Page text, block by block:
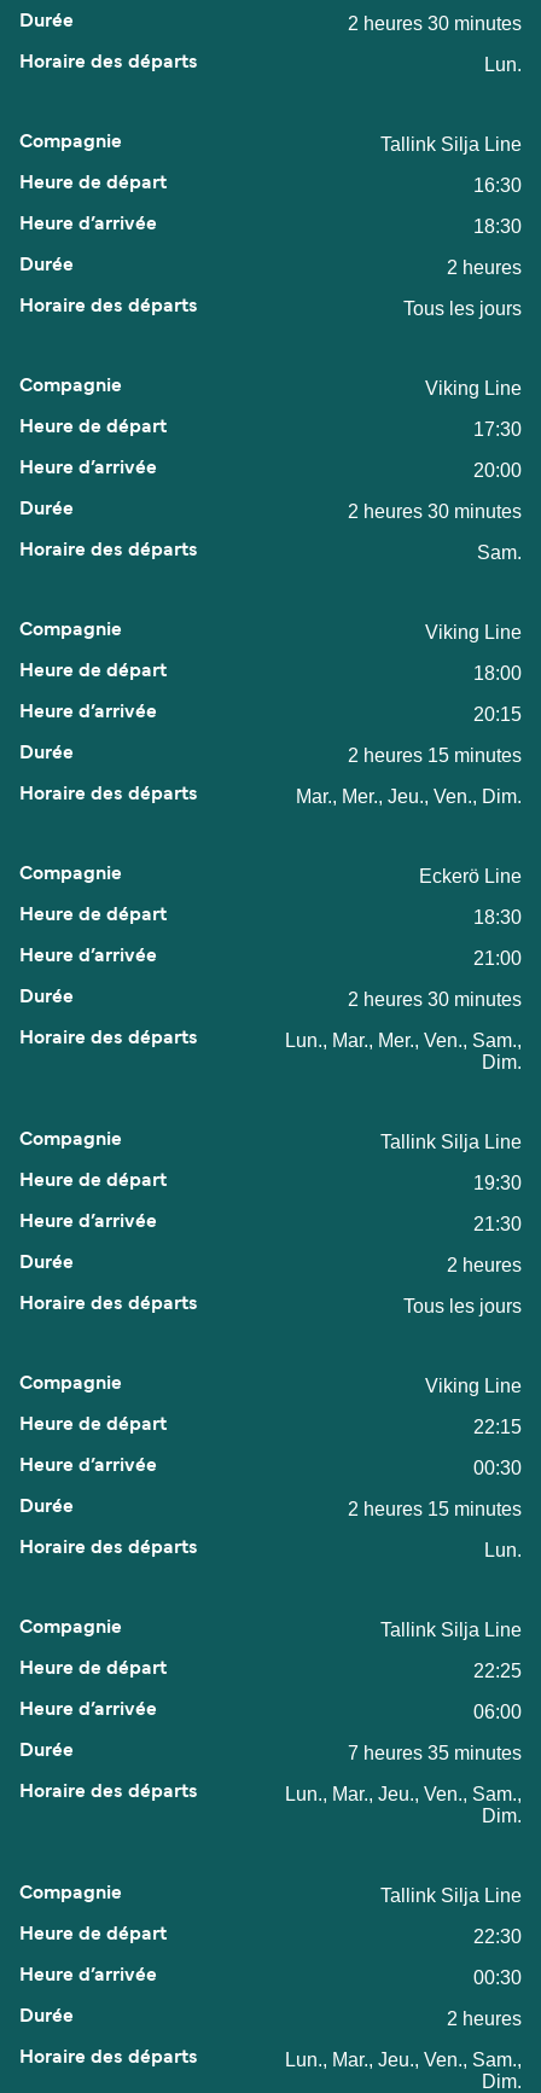
2 heures 30 minutes
Lun.
Tallink Silja Line
16:30
18:30
2 heures
Tous les jours
Viking Line
17:30
20:00
2 heures 30 minutes
Sam.
Viking Line
18:00
20:15
2 heures 15 minutes
Mar., Mer., Jeu., Ven., Dim.
Eckerö Line
18:30
21:00
2 heures 30 minutes
Lun., Mar., Mer., Ven., Sam.,
Dim.
Tallink Silja Line
19:30
21:30
2 heures
Tous les jours
Viking Line
22:15
00:30
2 heures 15 minutes
Lun.
Tallink Silja Line
22:25
06:00
7 heures 35 minutes
Lun., Mar., Jeu., Ven., Sam.,
Dim.
Tallink Silja Line
22:30
00:30
2 heures
Lun., Mar., Jeu., Ven., Sam.,
Dim.